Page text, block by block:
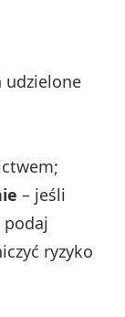
udzielone
– jeśli
ryzyko